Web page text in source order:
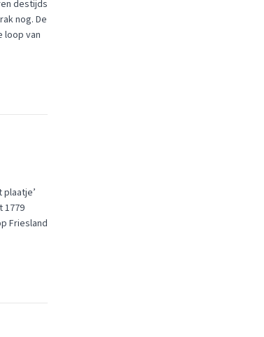
destijds
nog. De
loop van
plaatje’
1779
Friesland